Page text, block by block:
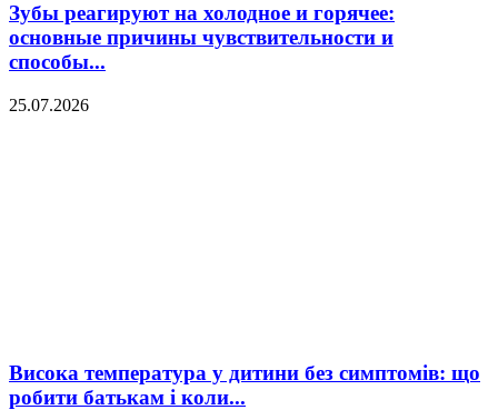
Зубы реагируют на холодное и горячее:
основные причины чувствительности и
способы...
25.07.2026
Висока температура у дитини без симптомів: що
робити батькам і коли...